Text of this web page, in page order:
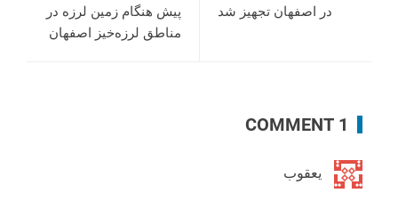
در اصفهان تجهیز شد
پیش هنگام زمین لرزه در
مناطق لرزه‌خیز اصفهان
1 COMMENT
یعقوب